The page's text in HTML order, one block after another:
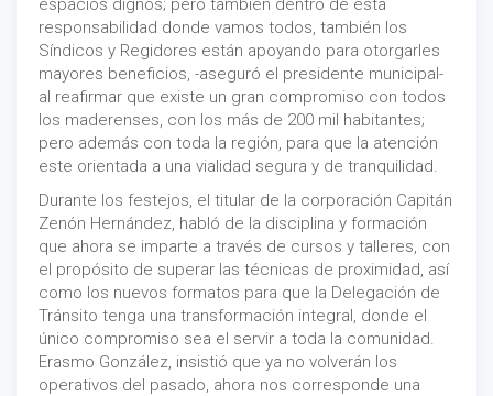
espacios dignos; pero también dentro de esta
responsabilidad donde vamos todos, también los
Síndicos y Regidores están apoyando para otorgarles
mayores beneficios, -aseguró el presidente municipal-
al reafirmar que existe un gran compromiso con todos
los maderenses, con los más de 200 mil habitantes;
pero además con toda la región, para que la atención
este orientada a una vialidad segura y de tranquilidad.
Durante los festejos, el titular de la corporación Capitán
Zenón Hernández, habló de la disciplina y formación
que ahora se imparte a través de cursos y talleres, con
el propósito de superar las técnicas de proximidad, así
como los nuevos formatos para que la Delegación de
Tránsito tenga una transformación integral, donde el
único compromiso sea el servir a toda la comunidad.
Erasmo González, insistió que ya no volverán los
operativos del pasado, ahora nos corresponde una